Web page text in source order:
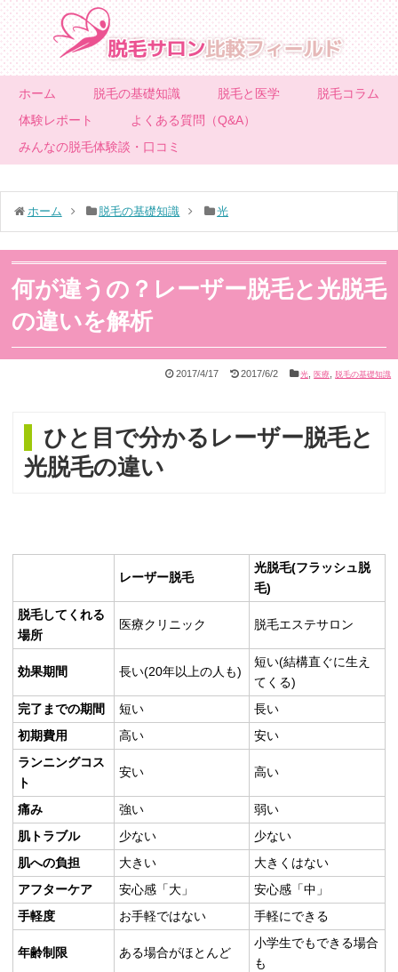
ホーム 脱毛の基礎知識 脱毛と医学
脱毛コラム
体験レポート
よくある質問（Q&A）
みんなの脱毛体験談・口コミ
ホーム 脱毛の基礎知識 光
何が違うの？レーザー脱毛と光脱毛
の違いを解析
2017/4/17 2017/6/2 光 ,医療 脱毛の基礎知識
ひと目で分かるレーザー脱毛と
光脱毛の違い
レーザー脱毛
光脱毛(フラッシュ脱
毛)
脱毛してくれる
場所
医療クリニック 脱毛エステサロン
効果期間 長い(20年以上の人も)
短い(結構直ぐに生え
てくる)
完了までの期間
短い
長い
初期費用
高い
安い
ランニングコス
ト
安い 高い
痛み 強い
弱い
肌トラブル
少ない
少ない
肌への負担
大きい
大きくはない
アフターケア
安心感「大」
安心感「中」
手軽度
お手軽ではない 手軽にできる
年齢制限 ある場合がほとんど
小学生でもできる場合
も